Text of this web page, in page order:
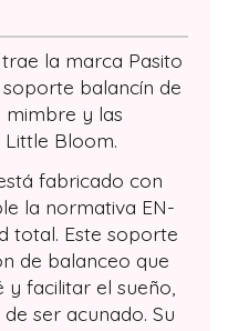
la marca Pasito
balancín de
mimbre y las
Bloom.
fabricado con
la normativa EN-
total. Este soporte
de balanceo que
facilitar el sueño,
ser acunado. Su